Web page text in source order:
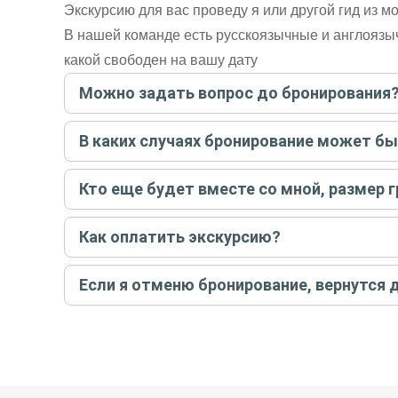
Экскурсию для вас проведу я или другой гид из
В нашей команде есть русскоязычные и
какой свободен на вашу дату
Можно задать вопрос до бронирования?
Достаточно перейти по ссылке «Задать вопрос» и
бронируйте экскурсию.Задать вопрос.
В каких случаях бронирование может
Только в случае неблагоприятных погодных
вас об отмене, а мы вернем предоплату на карту. Во
Кто еще будет вместе со мной, размер
Если экскурсия индивидуальная, гид проведет
условий конкретной экскурсии.
Как оплатить экскурсию?
Создайте заказ на удобную дату и время, и
контакты организатора и точное место встречи.
Если я отменю бронирование, вернутся